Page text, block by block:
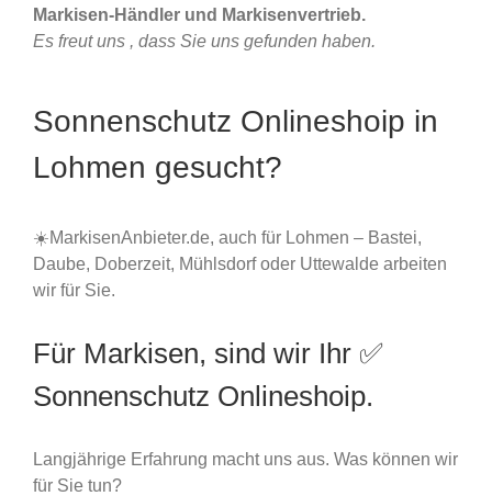
Markisen-Händler und Markisenvertrieb.
Es freut uns , dass Sie uns gefunden haben.
Sonnenschutz Onlineshoip in
Lohmen gesucht?
☀️MarkisenAnbieter.de, auch für Lohmen – Bastei,
Daube, Doberzeit, Mühlsdorf oder Uttewalde arbeiten
wir für Sie.
Für Markisen, sind wir Ihr ✅
Sonnenschutz Onlineshoip.
Langjährige Erfahrung macht uns aus. Was können wir
für Sie tun?